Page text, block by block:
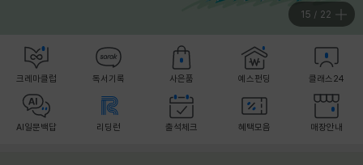
15 / 22
크레마클럽 독서기록 사은품 예스펀딩 클래스24
AI일문백답 리딩런 출석체크 혜택모음 매장안내